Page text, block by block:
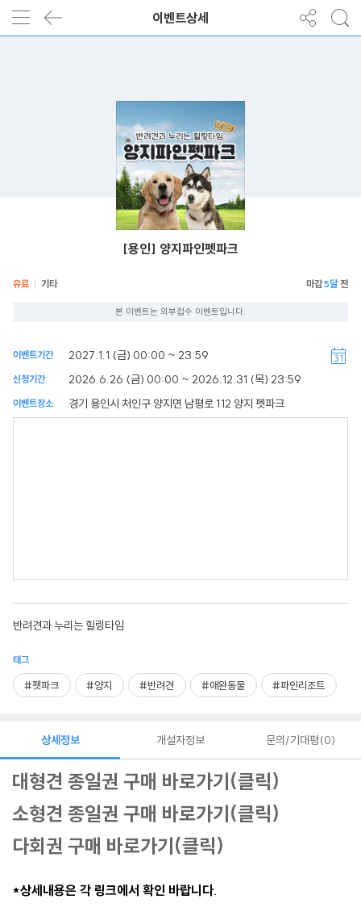
이벤트상세
[용인] 양지파인펫파크
유료 기타 5달
본 이벤트는 외부접수 이벤트입니다.
이벤트기간 2027.1.1 (금) 00:00 ~ 23:59
신청기간 2026.6.26 (금) 00:00 ~ 2026.12.31 (목) 23:59
이벤트장소 경기 용인시 처인구 양지면 남평로 112 양지 펫파크
반려견과 누리는 힐링타임
태그
#펫파크 #양지 #반려견 #애완동물 #파인리조트
상세정보
대형견 종일권 구매 바로가기(클릭)
소형견 종일권 구매 바로가기(클릭)
다회권 구매 바로가기(클릭)
*상세내용은 각 링크에서 확인 바랍니다.
개설자정보 문의/기대평 0